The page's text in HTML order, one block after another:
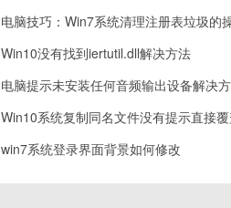
电脑技巧：Win7系统清理注册表垃圾的
Win10没有找到iertutil.dll解决方法
电脑提示未安装任何音频输出设备解决
Win10系统复制同名文件没有提示直接
win7系统登录界面背景如何修改